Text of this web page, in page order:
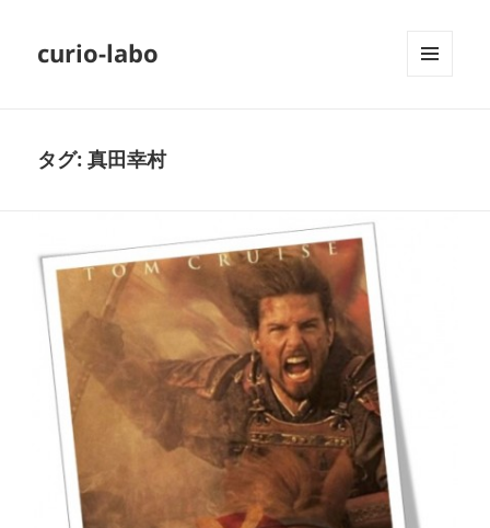
curio-labo
タグ:真田幸村